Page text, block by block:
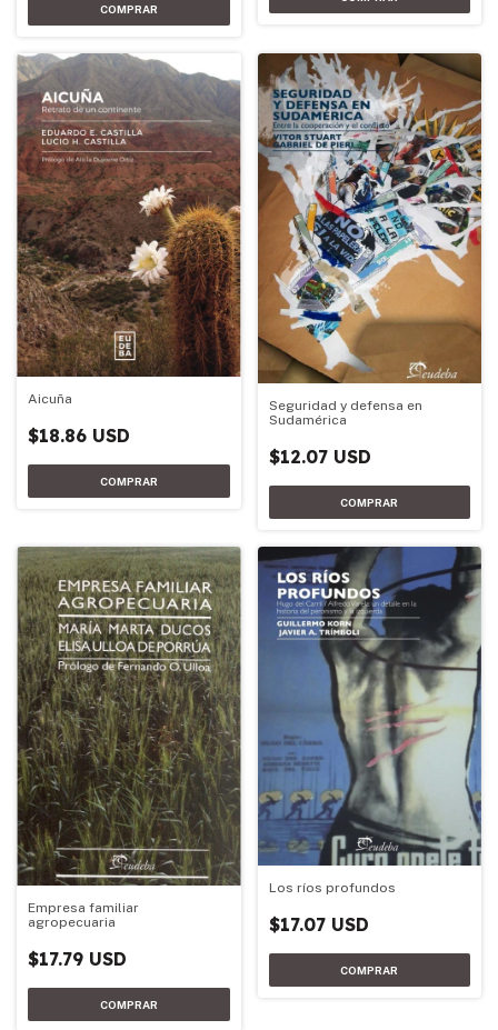
Aicuña
$18.86 USD
Seguridad y defensa en
Sudamérica
$12.07 USD
Empresa familiar
agropecuaria
$17.79 USD
Los ríos profundos
$17.07 USD